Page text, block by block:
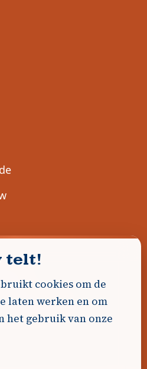
ons!
telt!
cookies om de
laten werken en om
het gebruik van onze